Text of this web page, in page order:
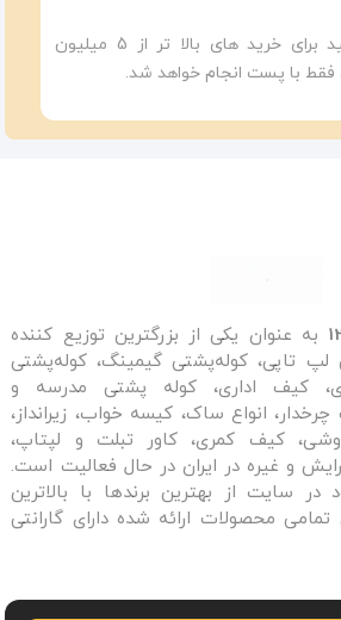
«توجه داشته باشید برای خرید های بالا تر از 5 میلیون
فقط با پست انجام خواهد شد.
به عنوان یکی از بزرگترین توزیع کننده
لپ تاپی، کوله‌پشتی گیمینگ، کوله‌پشتی
کیف اداری، کوله پشتی مدرسه و
انواع ساک، کیسه خواب، زیرانداز،
کیف کمری، کاور تبلت و لپتاپ،
و غیره در ایران در حال فعالیت است.
سایت از بهترین برندها با بالاترین
محصولات ارائه شده دارای گارانتی